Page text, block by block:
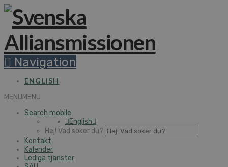
Navigation
ENGLISH
MENUMENU
Search mobile
English
Hej! Vad söker du?
Kontakt
Kalender
Lediga tjänster